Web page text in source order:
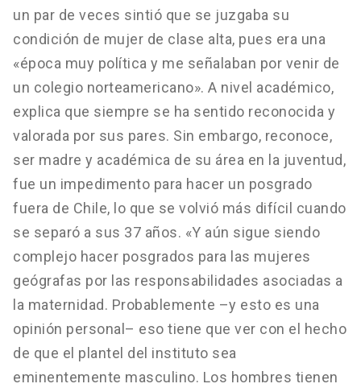
un par de veces sintió que se juzgaba su
condición de mujer de clase alta, pues era una
«época muy política y me señalaban por venir de
un colegio norteamericano». A nivel académico,
explica que siempre se ha sentido reconocida y
valorada por sus pares. Sin embargo, reconoce,
ser madre y académica de su área en la juventud,
fue un impedimento para hacer un posgrado
fuera de Chile, lo que se volvió más difícil cuando
se separó a sus 37 años. «Y aún sigue siendo
complejo hacer posgrados para las mujeres
geógrafas por las responsabilidades asociadas a
la maternidad. Probablemente –y esto es una
opinión personal– eso tiene que ver con el hecho
de que el plantel del instituto sea
eminentemente masculino. Los hombres tienen